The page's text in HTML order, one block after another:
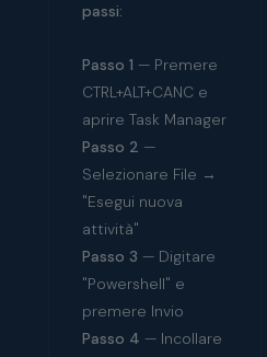
passi:
Passo 1 — Premere
CTRL+ALT+CANC e
aprire Task Manager
Passo 2 —
Selezionare File →
"Esegui nuova
attività"
Passo 3 — Digitare
"Powershell" e
premere Invio
Passo 4 — Incollare